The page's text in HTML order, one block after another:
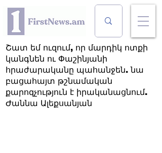
Շատ եմ ուզում, որ մարդիկ ոտքի
կանգնեն ու Փաշինյանի
հրաժարականը պահանջեն. նա
բացահայտ թշնամական
քարոզչություն է իրականացնում.
Ժաննա Ալեքսանյան